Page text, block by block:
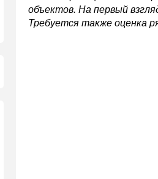
объектов. На первый
Требуется также оценка